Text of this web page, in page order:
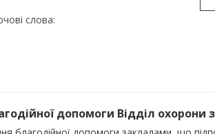
слова:
допомоги Відділ охорони